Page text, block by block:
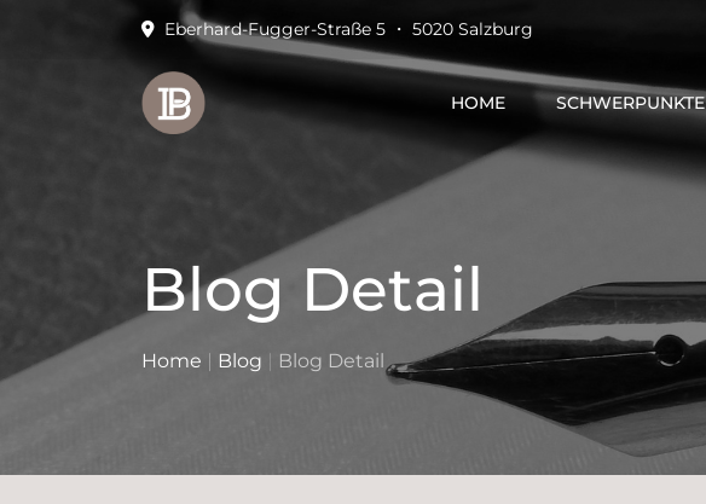
Eberhard-Fugger-Straße 5 ・ 5020 Salzburg
HOME SCHWERPUNKTE
Blog Detail
Home | Blog | Blog Detail